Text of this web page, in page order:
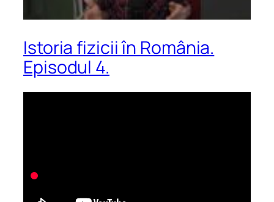
Istoria fizicii în România.
Episodul 4.